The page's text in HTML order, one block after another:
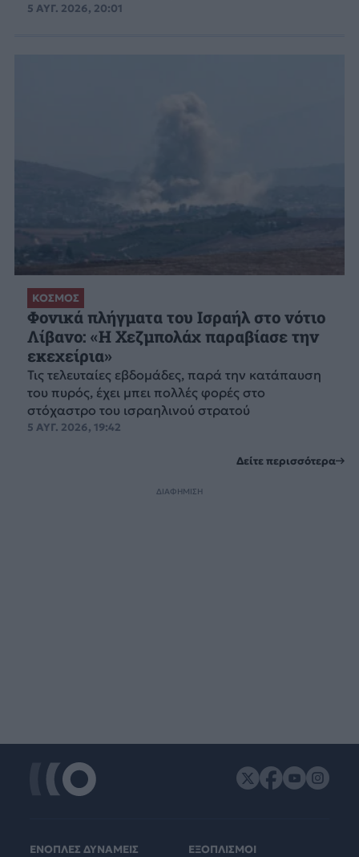
5 ΑΥΓ. 2026, 20:01
ΚΟΣΜΟΣ
Φονικά πλήγματα του Ισραήλ στο νότιο
Λίβανο: «Η Χεζμπολάχ παραβίασε την
εκεχείρια»
Τις τελευταίες εβδομάδες, παρά την κατάπαυση
του πυρός, έχει μπει πολλές φορές στο
στόχαστρο του ισραηλινού στρατού
5 ΑΥΓ. 2026, 19:42
Δείτε περισσότερα
ΔΙΑΦΗΜΙΣΗ
ΕΝΟΠΛΕΣ ΔΥΝΑΜΕΙΣ
ΕΞΟΠΛΙΣΜΟΙ